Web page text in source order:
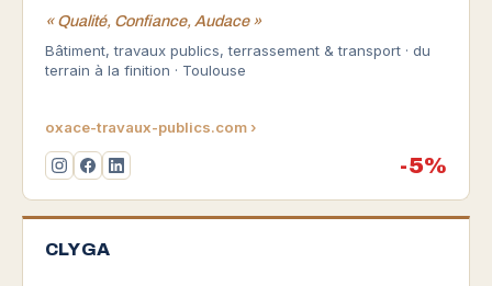
« Qualité, Confiance, Audace »
Bâtiment, travaux publics, terrassement & transport · du
terrain à la finition · Toulouse
oxace-travaux-publics.com ›
-5%
CLYGA